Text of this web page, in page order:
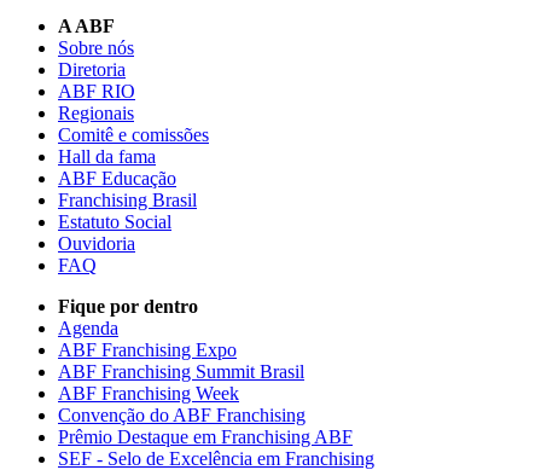
A ABF
Sobre nós
Diretoria
ABF RIO
Regionais
Comitê e comissões
Hall da fama
ABF Educação
Franchising Brasil
Estatuto Social
Ouvidoria
FAQ
Fique por dentro
Agenda
ABF Franchising Expo
ABF Franchising Summit Brasil
ABF Franchising Week
Convenção do ABF Franchising
Prêmio Destaque em Franchising ABF
SEF - Selo de Excelência em Franchising